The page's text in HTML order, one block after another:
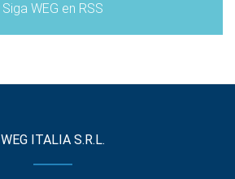
Siga WEG en RSS
WEG ITALIA S.R.L.